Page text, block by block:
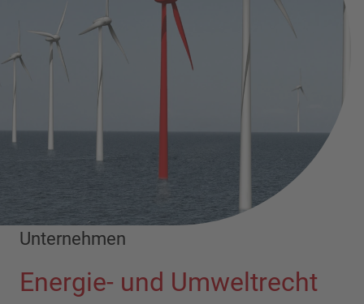
Unternehmen
Energie- und Umweltrecht